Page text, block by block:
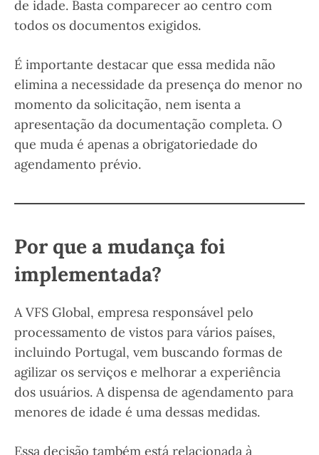
de idade. Basta comparecer ao centro com
todos os documentos exigidos.
É importante destacar que essa medida não
elimina a necessidade da presença do menor no
momento da solicitação, nem isenta a
apresentação da documentação completa. O
que muda é apenas a obrigatoriedade do
agendamento prévio.
Por que a mudança foi
implementada?
A VFS Global, empresa responsável pelo
processamento de vistos para vários países,
incluindo Portugal, vem buscando formas de
agilizar os serviços e melhorar a experiência
dos usuários. A dispensa de agendamento para
menores de idade é uma dessas medidas.
Essa decisão também está relacionada à